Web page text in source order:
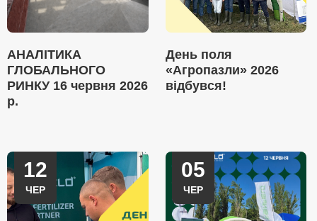
АНАЛІТИКА
ГЛОБАЛЬНОГО
РИНКУ 16 червня 2026
р.
День поля
«Агропазли» 2026
відбувся!
12
ЧЕР
05
ЧЕР